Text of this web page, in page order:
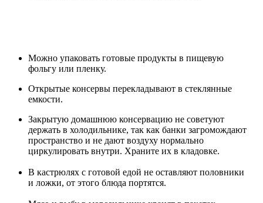
Можно упаковать готовые продукты в пищевую
фольгу или пленку.
Открытые консервы перекладывают в стеклянные
емкости.
Закрытую домашнюю консервацию не советуют
держать в холодильнике, так как банки загромождают
пространство и не дают воздуху нормально
циркулировать внутри. Храните их в кладовке.
В кастрюлях с готовой едой не оставляют половники
и ложки, от этого блюда портятся.